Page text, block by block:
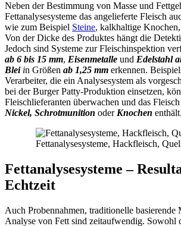
Neben der Bestimmung von Masse und
Fettanalysesysteme das angelieferte Fleisch
wie zum Beispiel Steine, kalkhaltige
Von der Dicke des Produktes hängt die
Jedoch sind Systeme zur Fleischinspektion
ab 6 bis 15 mm, Eisenmetalle und Edelstahl
Blei in Größen ab 1,25 mm erkennen.
Verarbeiter, die ein Analysesystem als
bei der Burger Patty-Produktion einsetzen,
Fleischlieferanten überwachen und das
Nickel, Schrotmunition oder Knochen enthält.
Fettanalysesysteme, Hackfleisch,
Fettanalysesysteme –
Echtzeit
Auch Probennahmen, traditionelle basierende
Analyse von Fett sind zeitaufwendig. Sowohl